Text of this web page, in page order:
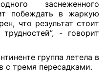
заснеженного
побеждать в жаркую
что результат стоит
- говорит
группа летела в
с тремя пересадками.